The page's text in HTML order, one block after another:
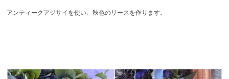
アンティークアジサイを使い、秋色のリースを作ります。